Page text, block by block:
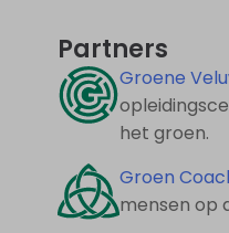
Partners
Groene
het groen.
Groen
mensen op